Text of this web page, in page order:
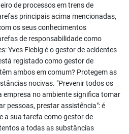
de processos em trens de
principais acima mencionadas,
os seus conhecimentos
de responsabilidade como
Yves Fiebig é o gestor de acidentes
registado como gestor de
ambos em comum? Protegem as
nocivas. "Prevenir todos os
empresa no ambiente significa tomar
pessoas, prestar assistência": é
a sua tarefa como gestor de
a todas as substâncias